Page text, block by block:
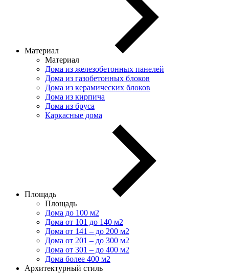
Материал
Материал
Дома из железобетонных панелей
Дома из газобетонных блоков
Дома из керамических блоков
Дома из кирпича
Дома из бруса
Каркасные дома
Площадь
Площадь
Дома до 100 м2
Дома от 101 до 140 м2
Дома от 141 – до 200 м2
Дома от 201 – до 300 м2
Дома от 301 – до 400 м2
Дома более 400 м2
Архитектурный стиль